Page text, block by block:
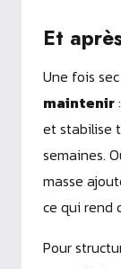
Et
Une fois
maintenir
et stabilise
semaines.
masse
ce qui rend
Pour